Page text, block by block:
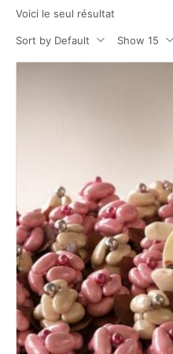
Voici le seul résultat
Sort by Default Show 15